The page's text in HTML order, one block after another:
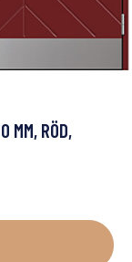
MM, RÖD,